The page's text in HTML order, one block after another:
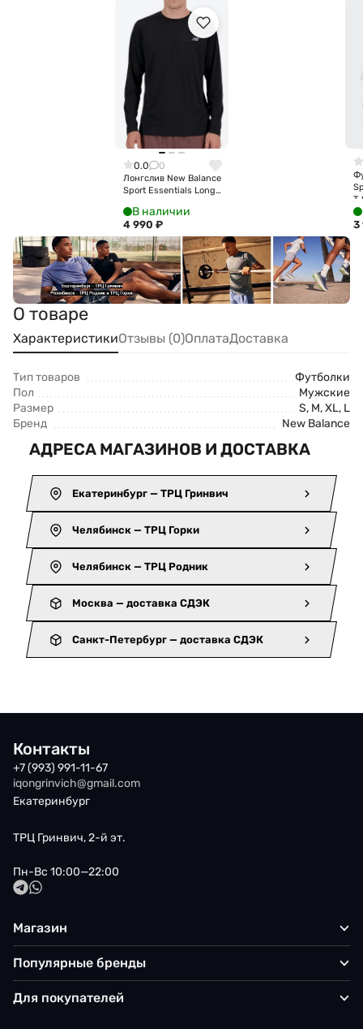
0.0 0
Лонгслив New Balance
Sport Essentials Long
В наличии
4 990 ₽ 3
О товаре
ХарактеристикиОтзывы (0)ОплатаДоставка
Тип товаров
Футболки
Пол
Мужские
Размер
S, M, XL, L
Бренд
New Balance
АДРЕСА МАГАЗИНОВ И ДОСТАВКА
Екатеринбург — ТРЦ Гринвич
Челябинск — ТРЦ Горки
Челябинск — ТРЦ Родник
Москва — доставка СДЭК
Санкт-Петербург — доставка СДЭК
Контакты
+7 (993) 991-11-67
iqongrinvich@gmail.com
Екатеринбург
ТРЦ Гринвич, 2-й эт.
Пн-Вс 10:00—22:00
Магазин
Популярные бренды
Для покупателей